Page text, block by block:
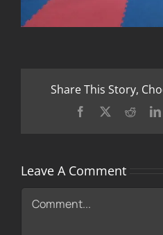
Share This Story,
Facebook Reddit
Leave A Comment
Comment